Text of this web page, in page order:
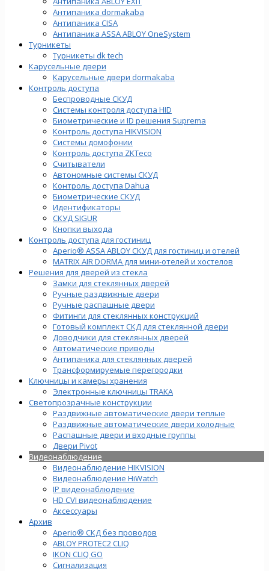
Антипаника dormakaba
Антипаника СISA
Антипаника ASSA ABLOY OneSystem
Турникеты
Турникеты dk tech
Карусельные двери
Карусельные двери dormakaba
Контроль доступа
Беспроводные СКУД
Системы контроля доступа HID
Биометрические и ID решения Suprema
Контроль доступа HIKVISION
Системы домофонии
Контроль доступа ZKTeco
Считыватели
Автономные системы СКУД
Контроль доступа Dahua
Биометрические СКУД
Идентификаторы
СКУД SIGUR
Кнопки выхода
Контроль доступа для гостиниц
Aperio® ASSA ABLOY СКУД для гостиниц и отелей
MATRIX AIR DORMA для мини-отелей и хостелов
Решения для дверей из стекла
Замки для стеклянных дверей
Ручные раздвижные двери
Ручные распашные двери
Фитинги для стеклянных конструкций
Готовый комплект СКД для стеклянной двери
Доводчики для стеклянных дверей
Автоматические приводы
Антипаника для стеклянных дверей
Трансформируемые перегородки
Ключницы и камеры хранения
Электронные ключницы TRAKA
Светопрозрачные конструкции
Раздвижные автоматические двери теплые
Раздвижные автоматические двери холодные
Распашные двери и входные группы
Двери Pivot
Видеонаблюдение
Видеонаблюдение HIKVISION
Видеонаблюдение HiWatch
IP видеонаблюдение
HD CVI видеонаблюдение
Аксессуары
Архив
Aperio® СКД без проводов
ABLOY PROTEC2 CLIQ
IKON CLIQ GO
Сигнализация